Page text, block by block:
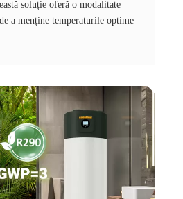
soluție oferă o modalitate
a menține temperaturile optime